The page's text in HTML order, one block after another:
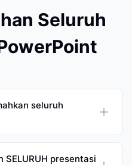
Seluruh
seluruh
presentasi